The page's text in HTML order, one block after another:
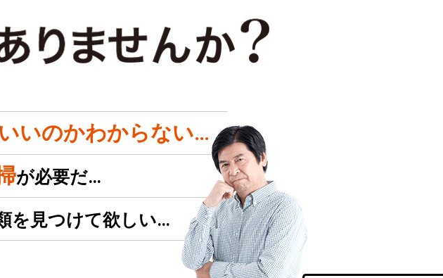
いのかわからない…
が必要だ…
を見つけて欲しい…